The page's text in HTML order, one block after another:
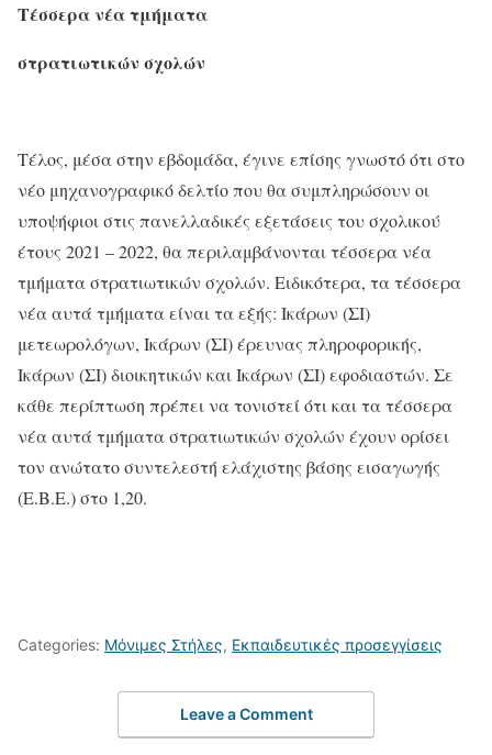
Τέσσερα νέα τμήματα
στρατιωτικών σχολών
Τέλος, μέσα στην εβδομάδα, έγινε επίσης γνωστό ότι στο
νέο μηχανογραφικό δελτίο που θα συμπληρώσουν οι
υποψήφιοι στις πανελλαδικές εξετάσεις του σχολικού
έτους 2021 – 2022, θα περιλαμβάνονται τέσσερα νέα
τμήματα στρατιωτικών σχολών. Ειδικότερα, τα τέσσερα
νέα αυτά τμήματα είναι τα εξής: Ικάρων (ΣΙ)
μετεωρολόγων, Ικάρων (ΣΙ) έρευνας πληροφορικής,
Ικάρων (ΣΙ) διοικητικών και Ικάρων (ΣΙ) εφοδιαστών. Σε
κάθε περίπτωση πρέπει να τονιστεί ότι και τα τέσσερα
νέα αυτά τμήματα στρατιωτικών σχολών έχουν ορίσει
τον ανώτατο συντελεστή ελάχιστης βάσης εισαγωγής
(Ε.Β.Ε.) στο 1,20.
Categories: Μόνιμες Στήλες, Εκπαιδευτικές προσεγγίσεις
Leave a Comment